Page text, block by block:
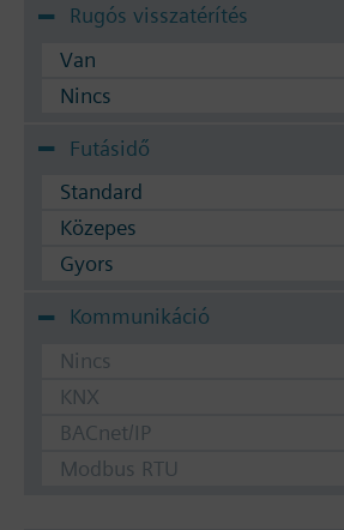
Rugós visszatérítés
Van
Nincs
Futásidő
Standard
Közepes
Gyors
Kommunikáció
Nincs
KNX
BACnet/IP
Modbus RTU